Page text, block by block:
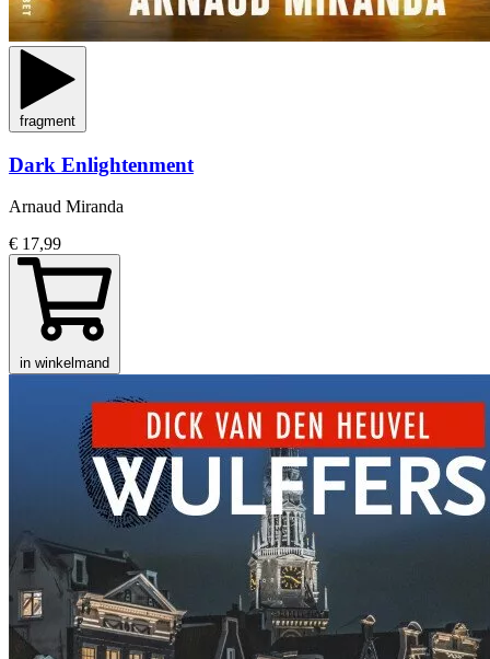
fragment
Dark Enlightenment
Arnaud Miranda
€ 17,99
in winkelmand